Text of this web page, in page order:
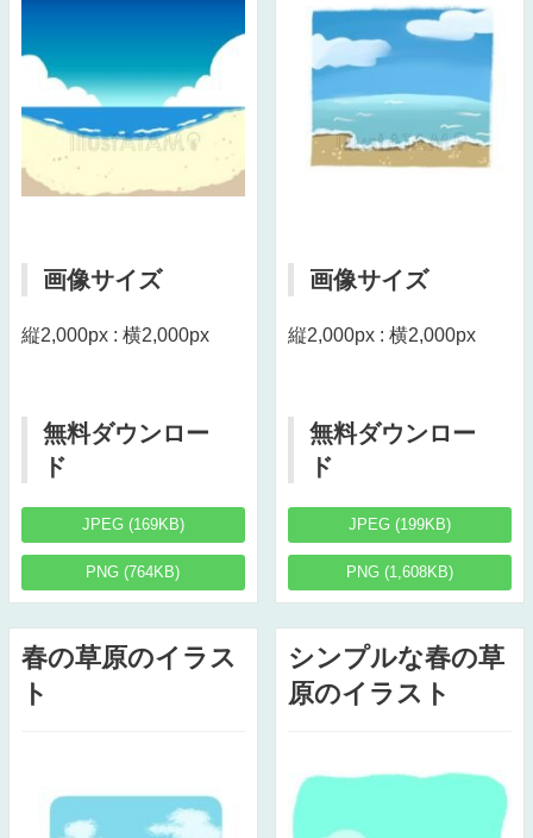
画像サイズ
縦2,000px : 横2,000px
無料ダウンロー
ド
JPEG (169KB)
PNG (764KB)
画像サイズ
縦2,000px : 横2,000px
無料ダウンロー
ド
JPEG (199KB)
PNG (1,608KB)
春の草原のイラス
ト
シンプルな春の草
原のイラスト